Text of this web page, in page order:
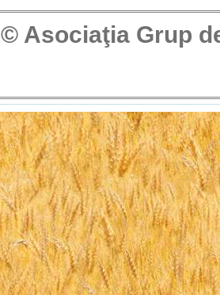
Asociaţia Grup